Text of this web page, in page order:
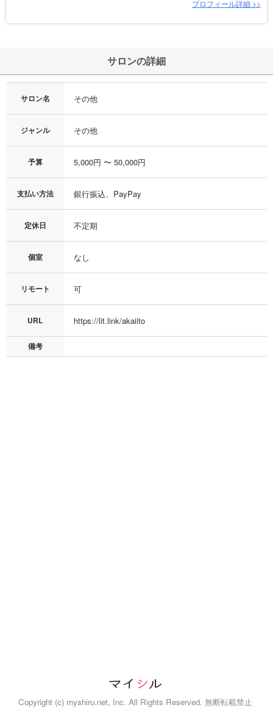
プロフィール詳細 >>
サロンの詳細
サロン名 その他
ジャンル その他
予算 5,000円 〜 50,000円
支払い方法 銀行振込、PayPay
定休日 不定期
個室 なし
リモート 可
URL https://lit.link/akaiito
備考
Copyright (c) myshiru.net, Inc. All Rights Reserved. 無断転載禁止